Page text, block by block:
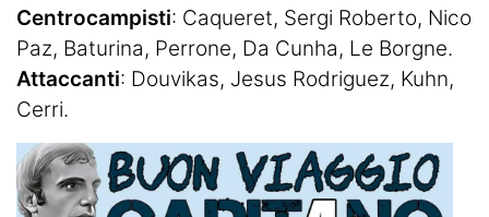
Centrocampisti: Caqueret, Sergi Roberto, Nico
Paz, Baturina, Perrone, Da Cunha, Le Borgne.
Attaccanti: Douvikas, Jesus Rodriguez, Kuhn,
Cerri.